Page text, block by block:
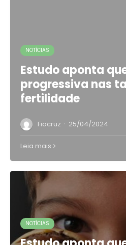
NOTÍCIAS
Estudo aponta
progressiva nas
fertilidade
Fiocruz · 25/04/2024
Leia mais
NOTÍCIAS